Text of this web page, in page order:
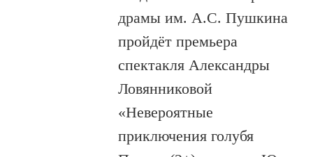
драмы им. А.С. Пушкина
пройдёт премьера
спектакля Александры
Ловянниковой
«Невероятные
приключения голубя